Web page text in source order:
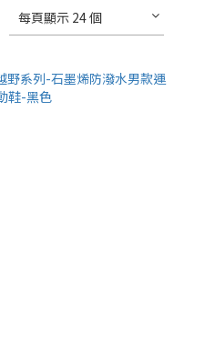
每頁顯示 24 個